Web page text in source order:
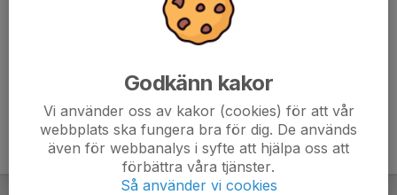
Godkänn kakor
Vi använder oss av kakor (cookies) för att vår
webbplats ska fungera bra för dig. De används
även för webbanalys i syfte att hjälpa oss att
förbättra våra tjänster.
Så använder vi cookies